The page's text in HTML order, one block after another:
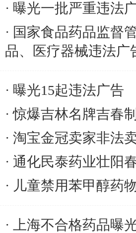
曝光一批严重违法
国家食品药品监督
品、医疗器械违法广
曝光15起违法广告
惊爆吉林名牌吉春
淘宝金冠卖家非法
通化民泰药业壮阳
儿童禁用苯甲醇药
上海不合格药品曝